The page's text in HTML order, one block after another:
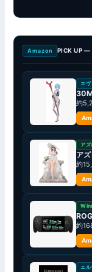
Amazon PICK UP —
エヴ
約
アズ
ア
約
約
エル